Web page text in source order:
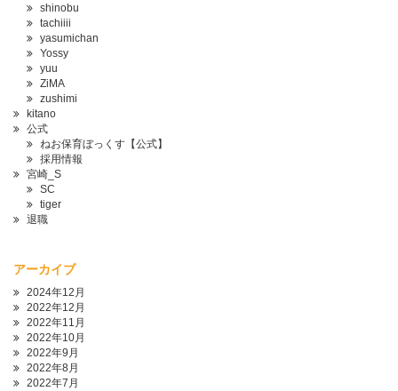
shinobu
tachiiii
yasumichan
Yossy
yuu
ZiMA
zushimi
kitano
公式
ねお保育ぼっくす【公式】
採用情報
宮崎_S
SC
tiger
退職
アーカイブ
2024年12月
2022年12月
2022年11月
2022年10月
2022年9月
2022年8月
2022年7月